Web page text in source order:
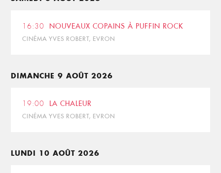
16:30 NOUVEAUX COPAINS À PUFFIN ROCK
CINÉMA YVES ROBERT, EVRON
DIMANCHE 9 AOÛT 2026
19:00 LA CHALEUR
CINÉMA YVES ROBERT, EVRON
LUNDI 10 AOÛT 2026